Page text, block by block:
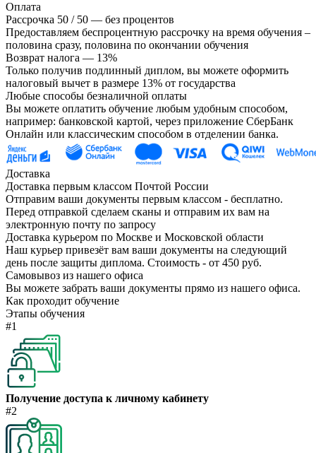
Оплата
Рассрочка 50 / 50 — без процентов
Предоставляем беспроцентную рассрочку на время обучения –
половина сразу, половина по окончании обучения
Возврат налога — 13%
Только получив подлинный диплом, вы можете оформить
налоговый вычет в размере 13% от государства
Любые способы безналичной оплаты
Вы можете оплатить обучение любым удобным способом,
например: банковской картой, через приложение СберБанк
Онлайн или классическим способом в отделении банка.
Доставка
Доставка первым классом Почтой России
Отправим ваши документы первым классом - бесплатно.
Перед отправкой сделаем сканы и отправим их вам на
электронную почту по запросу
Доставка курьером по Москве и Московской области
Наш курьер привезёт вам ваши документы на следующий
день после защиты диплома. Стоимость - от 450 руб.
Самовывоз из нашего офиса
Вы можете забрать ваши документы прямо из нашего офиса.
Как проходит обучение
Этапы обучения
#1
Получение доступа к личному кабинету
#2